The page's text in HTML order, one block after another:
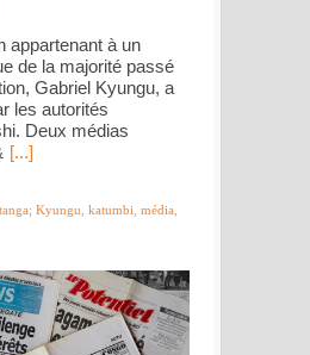
appartenant à un
de la majorité passé
Gabriel Kyungu, a
les autorités
Deux médias
[...]
Kyungu katumbi média